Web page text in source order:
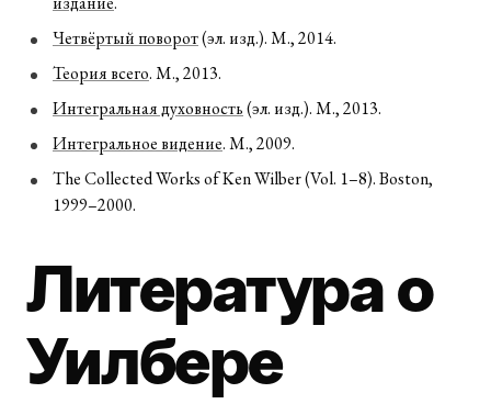
Четвёртый поворот(эл. изд.). М., 2014.
Теория всего. М., 2013.
Интегральная духовность(эл. изд.). М., 2013.
Интегральное видение. М., 2009.
The Collected Works of Ken Wilber (Vol. 1–8). Boston,
1999–2000.
Литература о
Уилбере